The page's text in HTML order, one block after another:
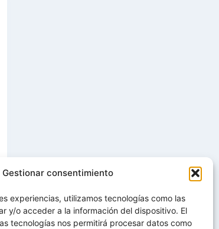
Gestionar consentimiento
experiencias, utilizamos tecnologías como las
y/o acceder a la información del dispositivo. El
tecnologías nos permitirá procesar datos como